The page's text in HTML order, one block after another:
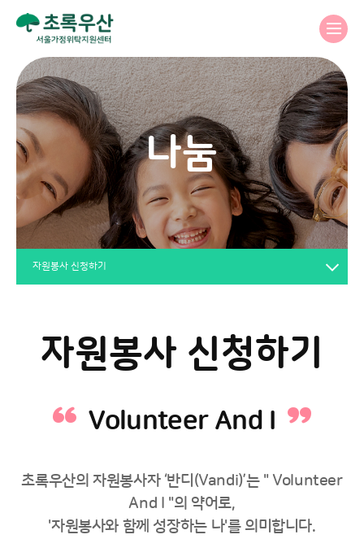
나눔
자원봉사 신청하기
자원봉사 신청하기
Volunteer And I
초록우산의 자원봉사자 ‘반디(Vandi)’는 " Volunteer
And I "의 약어로,
'자원봉사와 함께 성장하는 나'를 의미합니다.